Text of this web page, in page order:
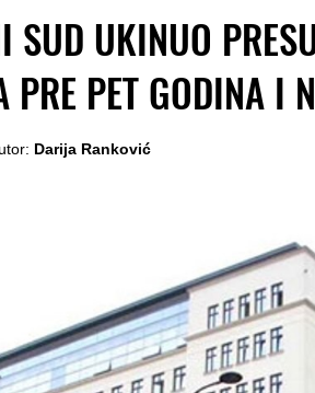
SUD UKINUO
PRE PET GODINA I
Darija Ranković